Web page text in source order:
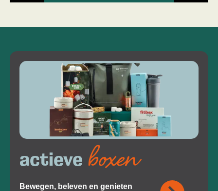
actieve boxen
Bewegen, beleven en genieten